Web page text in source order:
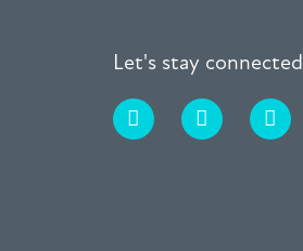
Let's stay connected